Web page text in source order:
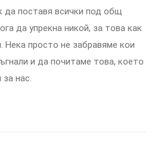
да поставя всички под общ
да упрекна никой, за това как
просто не забравяме кои
и да почитаме това, което
за нас.